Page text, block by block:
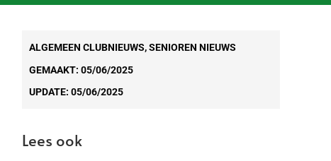
ALGEMEEN CLUBNIEUWS,SENIOREN NIEUWS
GEMAAKT: 05/06/2025
UPDATE: 05/06/2025
Lees ook